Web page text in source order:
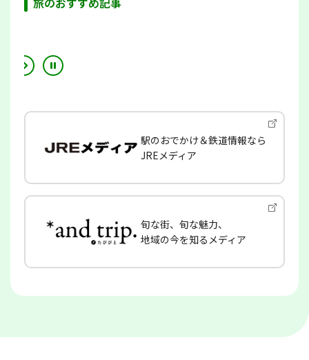
駅のおでかけ＆鉄道情報なら
JREメディア
旬な街、旬な魅力、
地域の今を知るメディア